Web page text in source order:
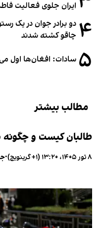
ایران جلوی فعالیت
۴ دو برادر جوان در یک
چاقو کشته شدند
۵ سادات: افغان‌ها اول
مطالب بیشتر
طالبان کیست و
۸ ثور ۱۴۰۵، ۱۳:۲۰ (‎+۱ گرینویچ) •